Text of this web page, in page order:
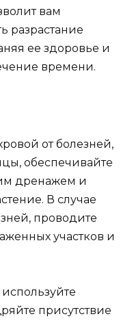
вам
разрастание
ее здоровье и
времени.
от болезней,
обеспечивайте
дренажем и
В случае
проводите
участков и
присутствие